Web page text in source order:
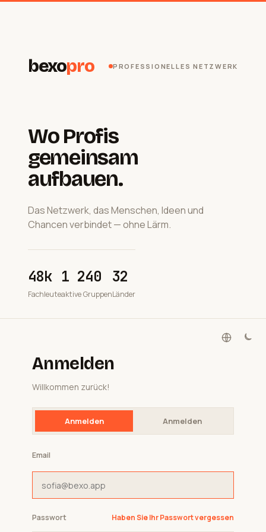
bexopro PROFESSIONELLES NETZWERK
Wo Profis
gemeinsam
aufbauen.
Das Netzwerk, das Menschen, Ideen und
Chancen verbindet — ohne Lärm.
48k
Fachleute
1 240
aktive Gruppen
32
Länder
Anmelden
Willkommen zurück!
Anmelden Anmelden
Email
Passwort Haben Sie Ihr Passwort vergessen